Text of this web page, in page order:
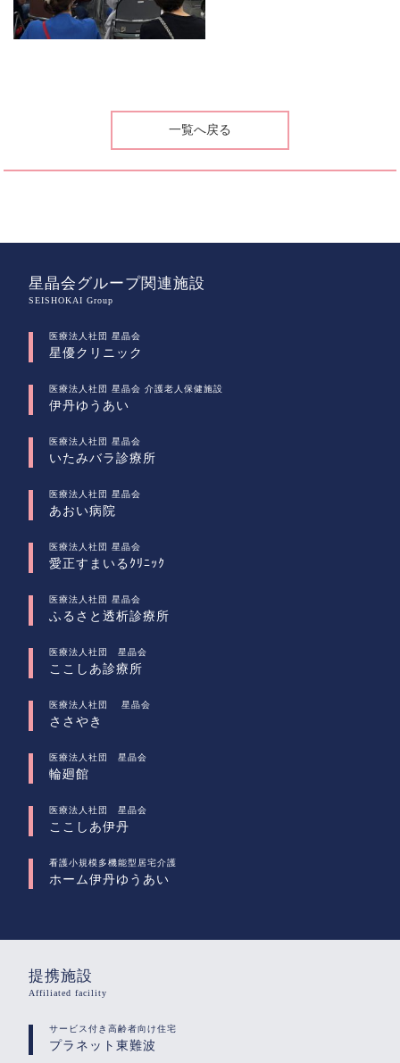
一覧へ戻る
星晶会グループ関連施設
SEISHOKAI Group
医療法人社団 星晶会
星優クリニック
医療法人社団 星晶会 介護老人保健施設
伊丹ゆうあい
医療法人社団 星晶会
いたみバラ診療所
医療法人社団 星晶会
あおい病院
医療法人社団 星晶会
愛正すまいるｸﾘﾆｯｸ
医療法人社団 星晶会
ふるさと透析診療所
医療法人社団 星晶会
ここしあ診療所
医療法人社団 星晶会
ささやき
医療法人社団 星晶会
輪廻館
医療法人社団 星晶会
ここしあ伊丹
看護小規模多機能型居宅介護
ホーム伊丹ゆうあい
提携施設
Affiliated facility
サービス付き高齢者向け住宅
プラネット東難波